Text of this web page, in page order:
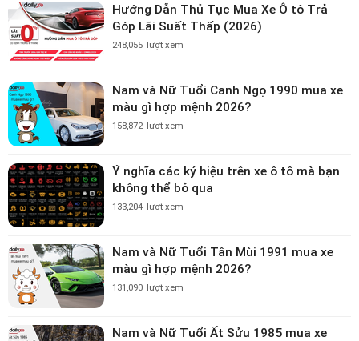
Hướng Dẫn Thủ Tục Mua Xe Ô tô Trả
Góp Lãi Suất Thấp (2026)
248,055 lượt xem
Nam và Nữ Tuổi Canh Ngọ 1990 mua xe
màu gì hợp mệnh 2026?
158,872 lượt xem
Ý nghĩa các ký hiệu trên xe ô tô mà bạn
không thể bỏ qua
133,204 lượt xem
Nam và Nữ Tuổi Tân Mùi 1991 mua xe
màu gì hợp mệnh 2026?
131,090 lượt xem
Nam và Nữ Tuổi Ất Sửu 1985 mua xe